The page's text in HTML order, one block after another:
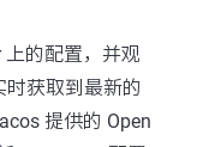
上的配置，并观
时获取到最新的
提供的 Open